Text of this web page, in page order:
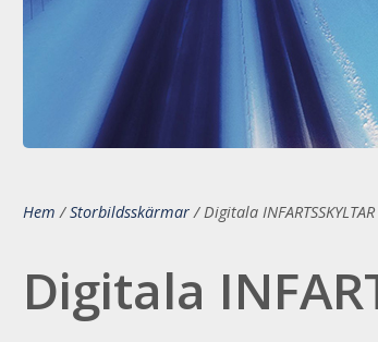
Hem /Storbildsskärmar/Digitala INFARTSSKYLTAR
Digitala